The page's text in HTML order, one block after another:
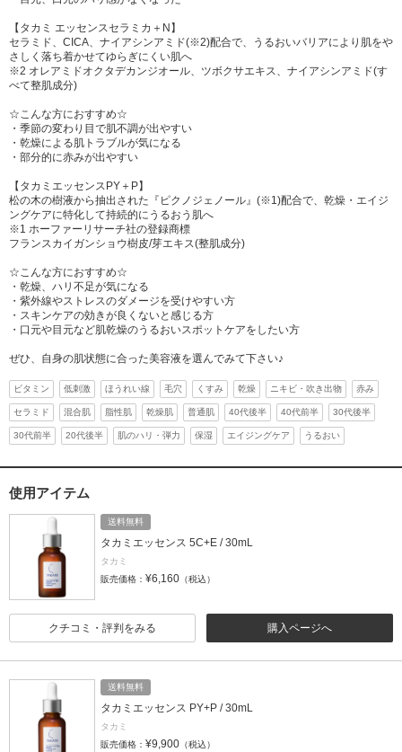
【タカミ エッセンスセラミカ＋N】
セラミド、CICA、ナイアシンアミド(※2)配合で、うるおいバリアにより肌をや
さしく落ち着かせてゆらぎにくい肌へ
※2 オレアミドオクタデカンジオール、ツボクサエキス、ナイアシンアミド(す
べて整肌成分)
☆こんな方におすすめ☆
・季節の変わり目で肌不調が出やすい
・乾燥による肌トラブルが気になる
・部分的に赤みが出やすい
【タカミエッセンスPY＋P】
松の木の樹液から抽出された『ピクノジェノール』(※1)配合で、乾燥・エイジ
ングケアに特化して持続的にうるおう肌へ
※1 ホーファーリサーチ社の登録商標
フランスカイガンショウ樹皮/芽エキス(整肌成分)
☆こんな方におすすめ☆
・乾燥、ハリ不足が気になる
・紫外線やストレスのダメージを受けやすい方
・スキンケアの効きが良くないと感じる方
・口元や目元など肌乾燥のうるおいスポットケアをしたい方
ぜひ、自身の肌状態に合った美容液を選んでみて下さい♪
ビタミン 低刺激 ほうれい線 毛穴 くすみ 乾燥 ニキビ・吹き出物 赤み
セラミド 混合肌 脂性肌 乾燥肌 普通肌 40代後半 40代前半 30代後半
30代前半 20代後半 肌のハリ・弾力 保湿 エイジングケア うるおい
使用アイテム
送料無料
タカミエッセンス 5C+E / 30mL
タカミ
販売価格： ¥6,160 （税込）
購入ページへ
クチコミ・評判をみる
送料無料
タカミエッセンス PY+P / 30mL
タカミ
販売価格： ¥9,900 （税込）